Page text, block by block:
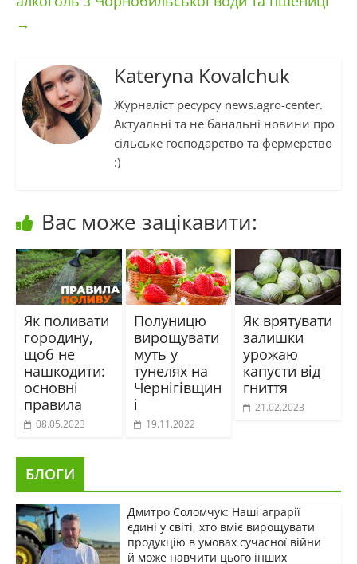
→
Kateryna Kovalchuk
Журналіст ресурсу news.agro-center.
Актуальні та не банальні новини про
сільське господарство та фермерство
:)
Вас може зацікавити:
Як поливати
городину,
щоб не
нашкодити:
основні
правила
08.05.2023
Полуницю
вирощувати
муть у
тунелях на
Чернігівщин
і
19.11.2022
Як врятувати
залишки
урожаю
капусти від
гниття
21.02.2023
БЛОГИ
Дмитро Соломчук: Наші аграрії
єдині у світі, хто вміє вирощувати
продукцію в умовах сучасної війни
й може навчити цього інших